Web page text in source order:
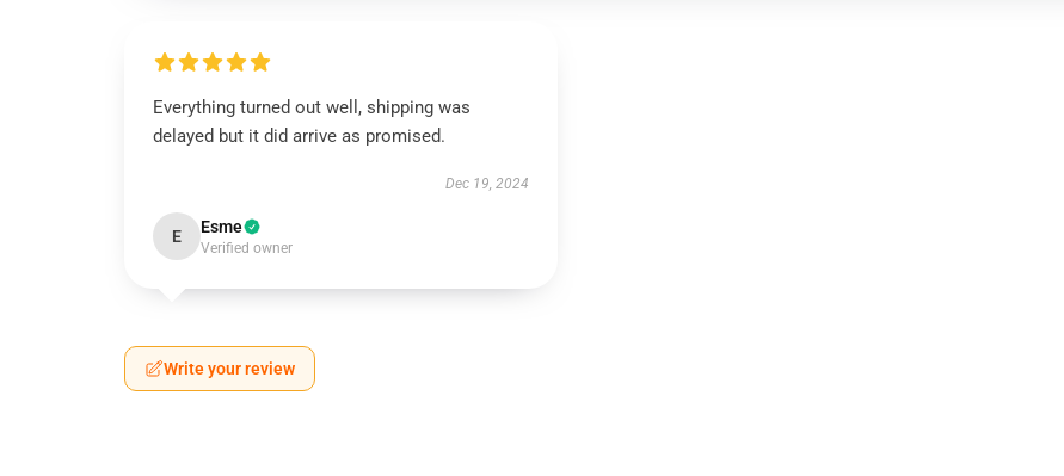
Everything turned out well, shipping was
delayed but it did arrive as promised.
Dec 19, 2024
E Esme
Verified owner
Write your review